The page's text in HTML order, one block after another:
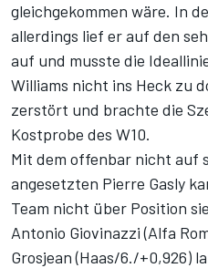
gleichgekommen wäre. In
allerdings lief er auf den
auf und musste die
Williams nicht ins Heck zu
zerstört und brachte die
Kostprobe des W10.
Mit dem offenbar nicht auf
angesetzten Pierre Gasly
Team nicht über Position
Antonio Giovinazzi (Alfa
Grosjean (Haas/6./+0,926)